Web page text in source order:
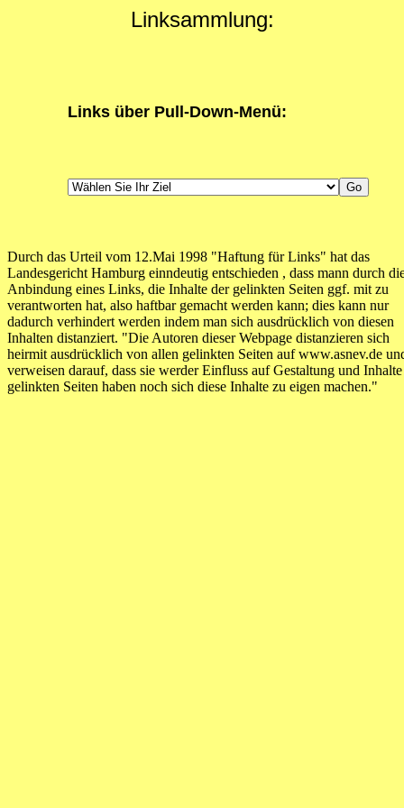
Linksammlung:
Links über Pull-Down-Menü:
Durch das Urteil vom 12.Mai 1998 "Haftung für Links" hat das
Landesgericht Hamburg einndeutig entschieden , dass mann durch
Anbindung eines Links, die Inhalte der gelinkten Seiten ggf. mit zu
verantworten hat, also haftbar gemacht werden kann; dies kann nur
dadurch verhindert werden indem man sich ausdrücklich von diesen
Inhalten distanziert. "Die Autoren dieser Webpage distanzieren sich
heirmit ausdrücklich von allen gelinkten Seiten auf www.asnev.de
verweisen darauf, dass sie werder Einfluss auf Gestaltung und
gelinkten Seiten haben noch sich diese Inhalte zu eigen machen."